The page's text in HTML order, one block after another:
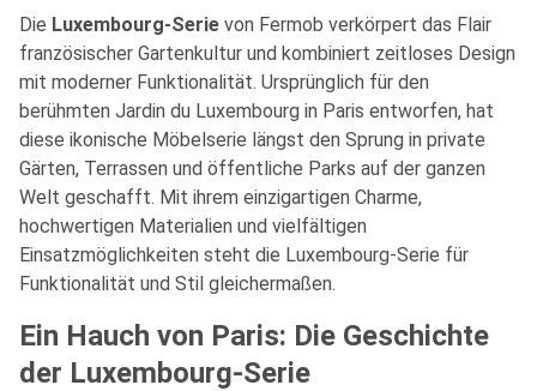
Die Luxembourg-Serie von Fermob verkörpert das Flair
französischer Gartenkultur und kombiniert zeitloses Design
mit moderner Funktionalität. Ursprünglich für den
berühmten Jardin du Luxembourg in Paris entworfen, hat
diese ikonische Möbelserie längst den Sprung in private
Gärten, Terrassen und öffentliche Parks auf der ganzen
Welt geschafft. Mit ihrem einzigartigen Charme,
hochwertigen Materialien und vielfältigen
Einsatzmöglichkeiten steht die Luxembourg-Serie für
Funktionalität und Stil gleichermaßen.
Ein Hauch von Paris: Die Geschichte
der Luxembourg-Serie